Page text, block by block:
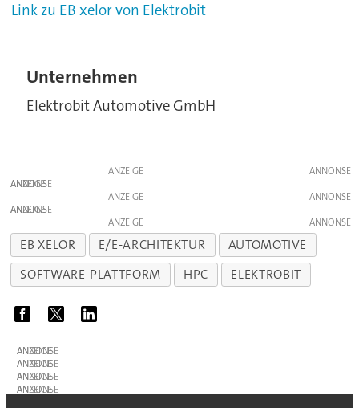
Link zu EB xelor von Elektrobit
Unternehmen
Elektrobit Automotive GmbH
ANZEIGE
ANZEIGE
ANZEIGE
ANZEIGE
ANZEIGE
EB XELOR E/E-ARCHITEKTUR
AUTOMOTIVE
SOFTWARE-PLATTFORM
HPC ELEKTROBIT
ANZEIGE
ANZEIGE
ANZEIGE
ANZEIGE